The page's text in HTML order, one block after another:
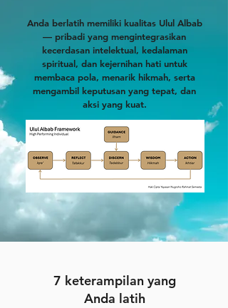
Anda berlatih memiliki kualitas Ulul Albab
— pribadi yang mengintegrasikan
kecerdasan intelektual, kedalaman
spiritual, dan kejernihan hati untuk
membaca pola, menarik hikmah, serta
mengambil keputusan yang tepat, dan
aksi yang kuat.
7 keterampilan yang
Anda latih